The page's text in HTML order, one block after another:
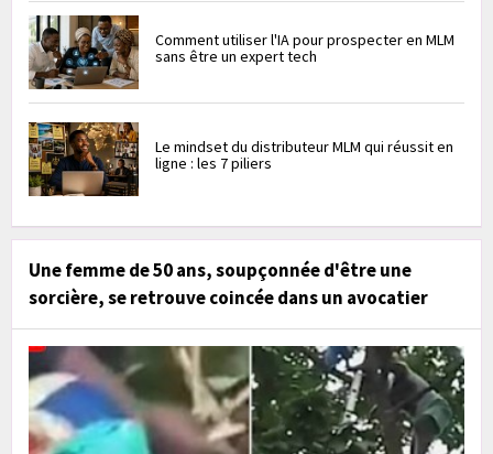
Comment utiliser l'IA pour prospecter en MLM
sans être un expert tech
Le mindset du distributeur MLM qui réussit en
ligne : les 7 piliers
Une femme de 50 ans, soupçonnée d'être une
sorcière, se retrouve coincée dans un avocatier